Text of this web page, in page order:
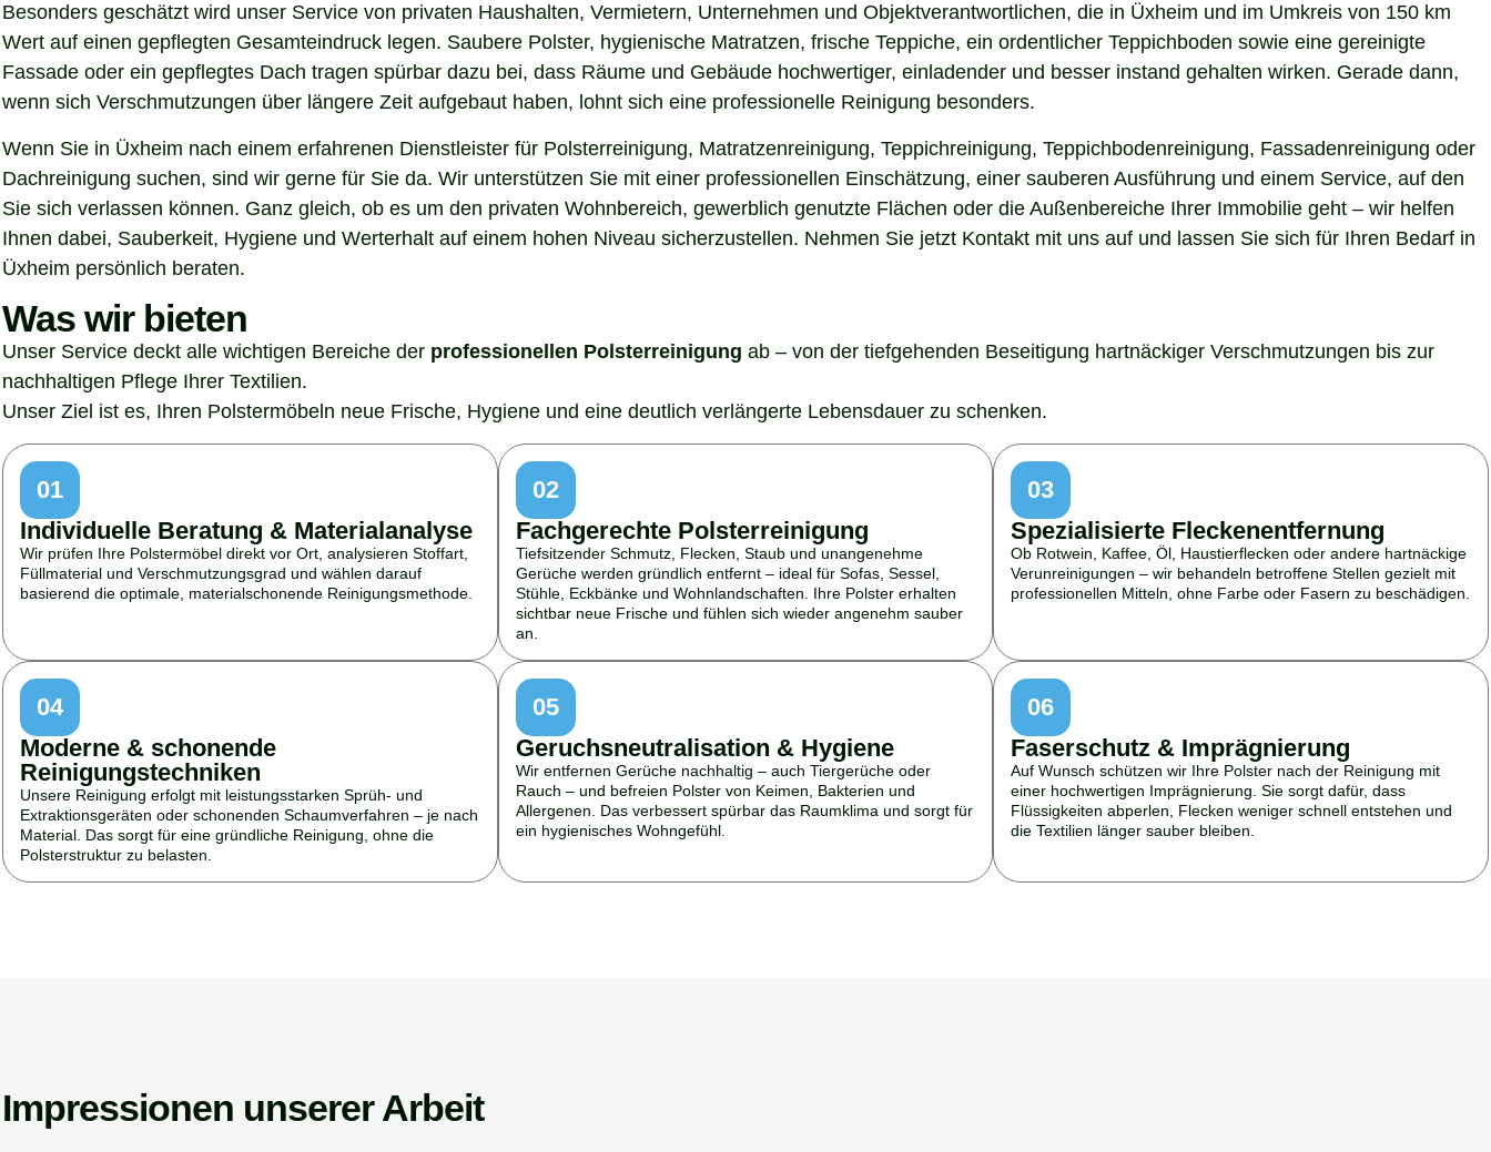
Besonders geschätzt wird unser Service von privaten Haushalten, Vermietern, Unternehmen und Objektverantwortlichen, die in Üxheim und im Umkreis von 150 km
Wert auf einen gepflegten Gesamteindruck legen. Saubere Polster, hygienische Matratzen, frische Teppiche, ein ordentlicher Teppichboden sowie eine gereinigte
Fassade oder ein gepflegtes Dach tragen spürbar dazu bei, dass Räume und Gebäude hochwertiger, einladender und besser instand gehalten wirken. Gerade dann,
wenn sich Verschmutzungen über längere Zeit aufgebaut haben, lohnt sich eine professionelle Reinigung besonders.
Wenn Sie in Üxheim nach einem erfahrenen Dienstleister für Polsterreinigung, Matratzenreinigung, Teppichreinigung, Teppichbodenreinigung, Fassadenreinigung oder
Dachreinigung suchen, sind wir gerne für Sie da. Wir unterstützen Sie mit einer professionellen Einschätzung, einer sauberen Ausführung und einem Service, auf den
Sie sich verlassen können. Ganz gleich, ob es um den privaten Wohnbereich, gewerblich genutzte Flächen oder die Außenbereiche Ihrer Immobilie geht – wir helfen
Ihnen dabei, Sauberkeit, Hygiene und Werterhalt auf einem hohen Niveau sicherzustellen. Nehmen Sie jetzt Kontakt mit uns auf und lassen Sie sich für Ihren Bedarf in
Üxheim persönlich beraten.
Was wir bieten
Unser Service deckt alle wichtigen Bereiche der professionellen Polsterreinigung ab – von der tiefgehenden Beseitigung hartnäckiger Verschmutzungen bis zur
nachhaltigen Pflege Ihrer Textilien.
Unser Ziel ist es, Ihren Polstermöbeln neue Frische, Hygiene und eine deutlich verlängerte Lebensdauer zu schenken.
01
Individuelle Beratung & Materialanalyse
Wir prüfen Ihre Polstermöbel direkt vor Ort, analysieren Stoffart,
Füllmaterial und Verschmutzungsgrad und wählen darauf
basierend die optimale, materialschonende Reinigungsmethode.
02
Fachgerechte Polsterreinigung
Tiefsitzender Schmutz, Flecken, Staub und unangenehme
Gerüche werden gründlich entfernt – ideal für Sofas, Sessel,
Stühle, Eckbänke und Wohnlandschaften. Ihre Polster erhalten
sichtbar neue Frische und fühlen sich wieder angenehm sauber
an.
03
Spezialisierte Fleckenentfernung
Ob Rotwein, Kaffee, Öl, Haustierflecken oder andere hartnäckige
Verunreinigungen – wir behandeln betroffene Stellen gezielt mit
professionellen Mitteln, ohne Farbe oder Fasern zu beschädigen.
04
Moderne & schonende
Reinigungstechniken
Unsere Reinigung erfolgt mit leistungsstarken Sprüh- und
Extraktionsgeräten oder schonenden Schaumverfahren – je nach
Material. Das sorgt für eine gründliche Reinigung, ohne die
Polsterstruktur zu belasten.
05
Geruchsneutralisation & Hygiene
Wir entfernen Gerüche nachhaltig – auch Tiergerüche oder
Rauch – und befreien Polster von Keimen, Bakterien und
Allergenen. Das verbessert spürbar das Raumklima und sorgt für
ein hygienisches Wohngefühl.
06
Faserschutz & Imprägnierung
Auf Wunsch schützen wir Ihre Polster nach der Reinigung mit
einer hochwertigen Imprägnierung. Sie sorgt dafür, dass
Flüssigkeiten abperlen, Flecken weniger schnell entstehen und
die Textilien länger sauber bleiben.
Impressionen unserer Arbeit